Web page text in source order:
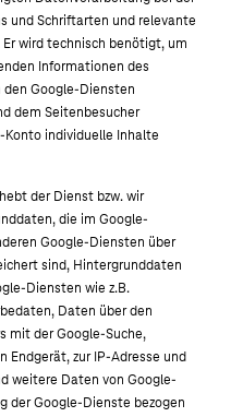
und Schriftarten und relevante
Er wird technisch benötigt, um
Informationen des
den Google-Diensten
dem Seitenbesucher
individuelle Inhalte
der Dienst bzw. wir
die im Google-
Google-Diensten über
sind, Hintergrunddaten
Diensten wie z.B.
Daten über den
mit der Google-Suche,
Endgerät, zur IP-Adresse und
weitere Daten von Google-
der Google-Dienste bezogen